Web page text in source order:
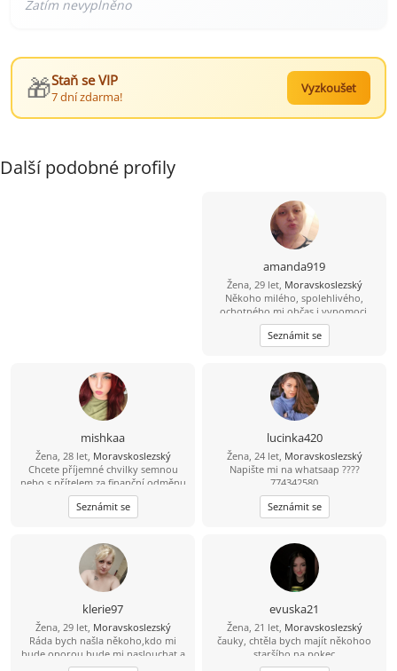
🎁Staň se VIP
7 dní zdarma!
Vyzkoušet
Další podobné profily
amanda919
Žena, 29 let, Moravskoslezský
Někoho milého, spolehlivého,
ochotného mi občas i vypomoci.
Nebráním se klidně i něčemu
vážnějšímu.
Seznámit se
mishkaa
Žena, 28 let, Moravskoslezský
Chcete příjemné chvilky semnou
nebo s přítelem za finanční odměnu
napište
Seznámit se
lucinka420
Žena, 24 let, Moravskoslezský
Napište mi na whatsaap ????
774342580
Seznámit se
klerie97
Žena, 29 let, Moravskoslezský
Ráda bych našla někoho,kdo mi
bude oporou,bude mi naslouchat a
treba mi i občas vypomuze.
evuska21
Žena, 21 let, Moravskoslezský
čauky, chtěla bych majít někohoo
staršího na pokec